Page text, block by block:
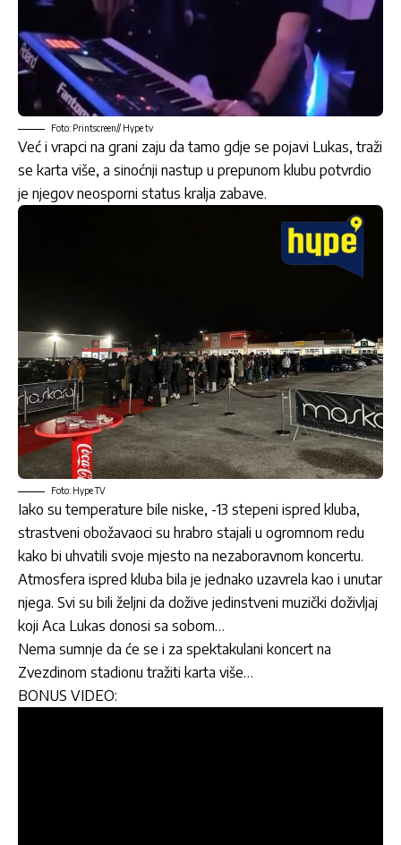
Foto: Printscreen// Hype tv
Već i vrapci na grani zaju da tamo gdje se pojavi Lukas, traži
se karta više, a sinoćnji nastup u prepunom klubu potvrdio
je njegov neosporni status kralja zabave.
Foto: Hype TV
Iako su temperature bile niske, -13 stepeni ispred kluba,
strastveni obožavaoci su hrabro stajali u ogromnom redu
kako bi uhvatili svoje mjesto na nezaboravnom koncertu.
Atmosfera ispred kluba bila je jednako uzavrela kao i unutar
njega. Svi su bili željni da dožive jedinstveni muzički doživljaj
koji Aca Lukas donosi sa sobom…
Nema sumnje da će se i za spektakulani koncert na
Zvezdinom stadionu tražiti karta više…
BONUS VIDEO: